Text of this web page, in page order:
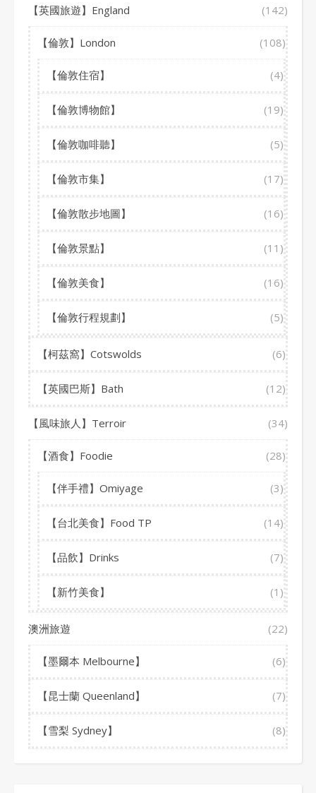
【英國旅遊】England (142)
【倫敦】London (108)
【倫敦住宿】 (4)
【倫敦博物館】 (19)
【倫敦咖啡聽】 (5)
【倫敦市集】 (17)
【倫敦散步地圖】 (16)
【倫敦景點】 (11)
【倫敦美食】 (16)
【倫敦行程規劃】 (5)
【柯茲窩】Cotswolds (6)
【英國巴斯】Bath (12)
【風味旅人】Terroir (34)
【酒食】Foodie (28)
【伴手禮】Omiyage (3)
【台北美食】Food TP (14)
【品飲】Drinks (7)
【新竹美食】 (1)
澳洲旅遊 (22)
【墨爾本 Melbourne】 (6)
【昆士蘭 Queenland】 (7)
【雪梨 Sydney】 (8)